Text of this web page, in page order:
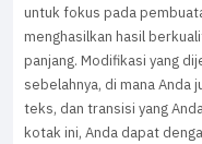
untuk fokus pada
menghasilkan hasil
panjang. Modifikasi yang
sebelahnya, di mana Anda
teks, dan transisi yang
kotak ini, Anda dapat